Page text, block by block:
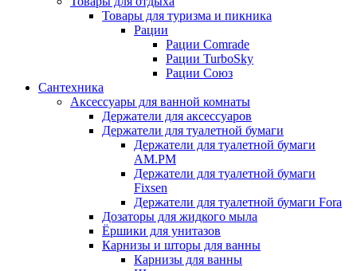
Товары для туризма и пикника
Рации
Рации Comrade
Рации TurboSky
Рации Союз
Сантехника
Аксессуары для ванной комнаты
Держатели для аксессуаров
Держатели для туалетной бумаги
Держатели для туалетной бумаги
AM.PM
Держатели для туалетной бумаги
Fixsen
Держатели для туалетной бумаги Fora
Дозаторы для жидкого мыла
Ёршики для унитазов
Карнизы и шторы для ванны
Карнизы для ванны